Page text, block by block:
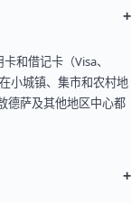
+
和借记卡（Visa、
小城镇、集市和农村地
德萨及其他地区中心都
+